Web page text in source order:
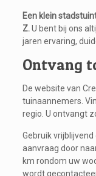
Een klein
Z.U bent bij ons
jaren ervaring,
Ontvang
De website van
tuinaannemers.
regio. U ontvangt
Gebruik
aanvraag door
km rondom uw
wordt